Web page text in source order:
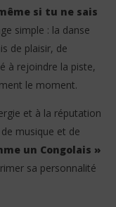
si tu ne sais
simple : la danse
de plaisir, de
à rejoindre la piste,
le moment.
et à la réputation
de musique et de
un Congolais »
sa personnalité